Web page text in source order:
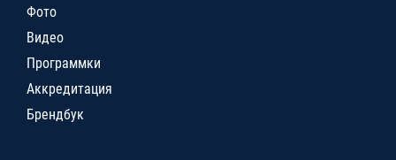
Фото
Видео
Программки
Аккредитация
Брендбук